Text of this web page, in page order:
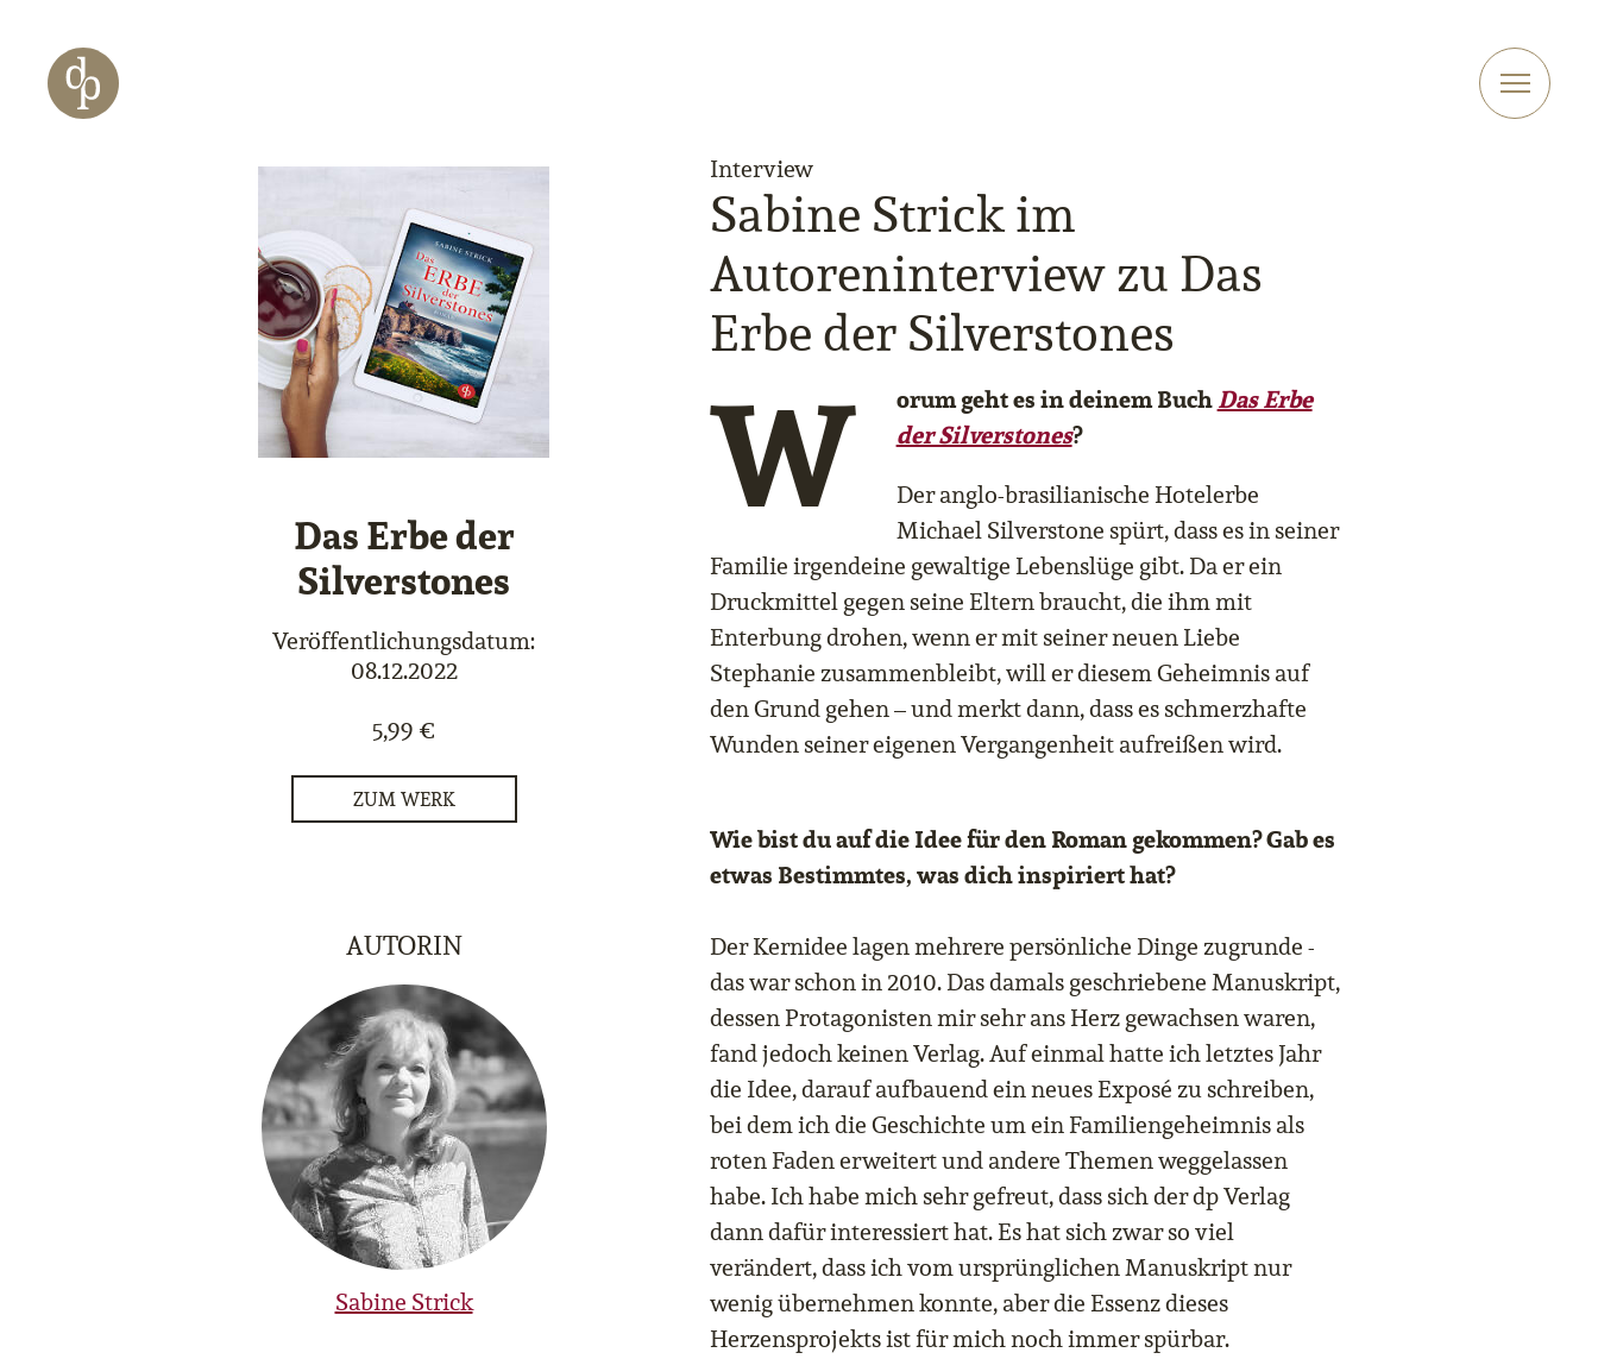
Zur Navigation springen
Zur Website-Suche springen
Das Erbe der
Silverstones
Veröffentlichungsdatum:
08.12.2022
5,99 €
ZUM WERK
AUTORIN
Sabine Strick
Interview
Sabine Strick im
Autoreninterview zu Das
Erbe der Silverstones
W orum geht es in deinem BuchDas Erbe
der Silverstones?
Der anglo-brasilianische Hotelerbe
Michael Silverstone spürt, dass es in seiner
Familie irgendeine gewaltige Lebenslüge gibt. Da er ein
Druckmittel gegen seine Eltern braucht, die ihm mit
Enterbung drohen, wenn er mit seiner neuen Liebe
Stephanie zusammenbleibt, will er diesem Geheimnis auf
den Grund gehen – und merkt dann, dass es schmerzhafte
Wunden seiner eigenen Vergangenheit aufreißen wird.
Wie bist du auf die Idee für den Roman gekommen? Gab es
etwas Bestimmtes, was dich inspiriert hat?
Der Kernidee lagen mehrere persönliche Dinge zugrunde -
das war schon in 2010. Das damals geschriebene Manuskript,
dessen Protagonisten mir sehr ans Herz gewachsen waren,
fand jedoch keinen Verlag. Auf einmal hatte ich letztes Jahr
die Idee, darauf aufbauend ein neues Exposé zu schreiben,
bei dem ich die Geschichte um ein Familiengeheimnis als
roten Faden erweitert und andere Themen weggelassen
habe. Ich habe mich sehr gefreut, dass sich der dp Verlag
dann dafür interessiert hat. Es hat sich zwar so viel
verändert, dass ich vom ursprünglichen Manuskript nur
wenig übernehmen konnte, aber die Essenz dieses
Herzensprojekts ist für mich noch immer spürbar.